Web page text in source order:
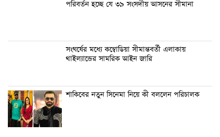
পরিবর্তন হচ্ছে যে ৩৯ সংসদীয় আসনের সীমানা
সংঘর্ষের মধ্যে কম্বোডিয়া সীমান্তবর্তী এলাকায়
থাইল্যান্ডের সামরিক আইন জারি
শাকিবের নতুন সিনেমা নিয়ে কী বললেন পরিচালক